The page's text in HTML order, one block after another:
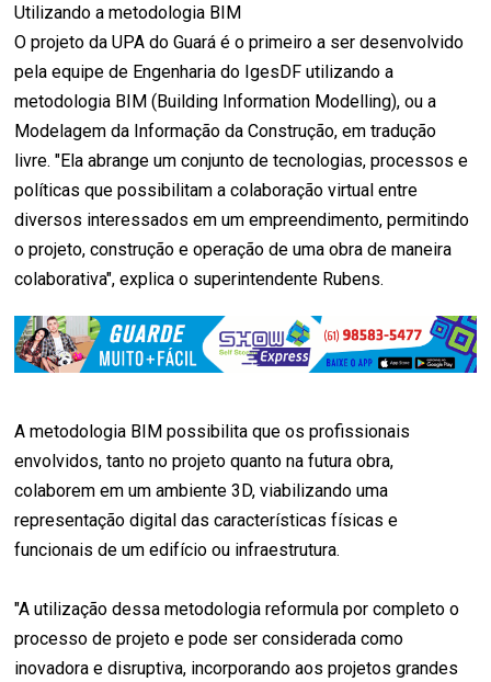
Utilizando a metodologia BIM
O projeto da UPA do Guará é o primeiro a ser desenvolvido
pela equipe de Engenharia do IgesDF utilizando a
metodologia BIM (Building Information Modelling), ou a
Modelagem da Informação da Construção, em tradução
livre. "Ela abrange um conjunto de tecnologias, processos e
políticas que possibilitam a colaboração virtual entre
diversos interessados em um empreendimento, permitindo
o projeto, construção e operação de uma obra de maneira
colaborativa", explica o superintendente Rubens.
A metodologia BIM possibilita que os profissionais
envolvidos, tanto no projeto quanto na futura obra,
colaborem em um ambiente 3D, viabilizando uma
representação digital das características físicas e
funcionais de um edifício ou infraestrutura.
"A utilização dessa metodologia reformula por completo o
processo de projeto e pode ser considerada como
inovadora e disruptiva, incorporando aos projetos grandes